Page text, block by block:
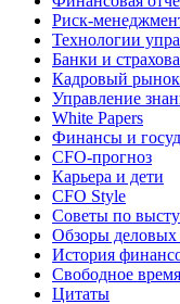
Риск-
Технологии
Банки и
Кадровый рынок
Управление
White Papers
Финансы и
CFO-прогноз
Карьера и дети
CFO Style
Советы по
Обзоры
История
Свободное время
Цитаты